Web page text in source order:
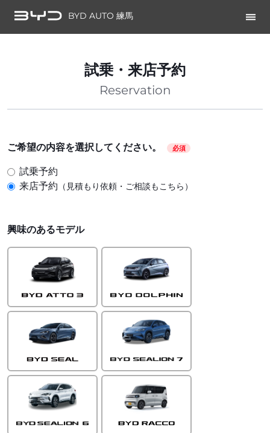
BYD AUTO 練馬
試乗・来店予約
Reservation
ご希望の内容を選択してください。 必須
試乗予約
来店予約 （見積もり依頼・ご相談もこちら）
興味のあるモデル